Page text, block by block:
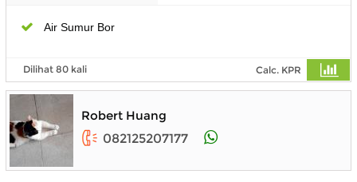
Air Sumur Bor
Dilihat 80 kali Calc. KPR
Robert Huang
082125207177